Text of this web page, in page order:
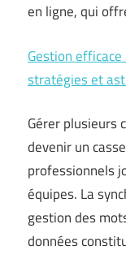
en ligne, qui
Gestion
stratégies et
Gérer plusieurs
devenir un
professionnels
équipes. La
gestion des
données